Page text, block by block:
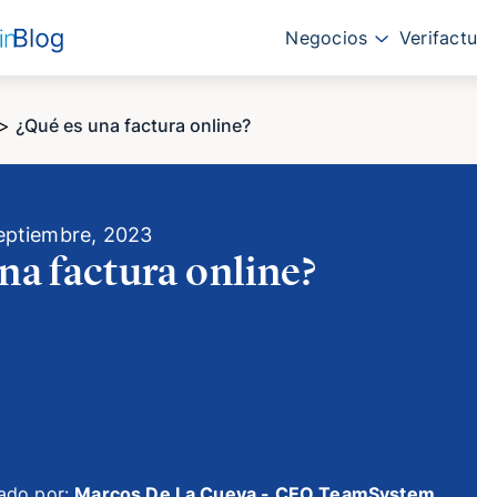
Negocios Verifactu
> ¿Qué es una factura online?
2023
factura online?